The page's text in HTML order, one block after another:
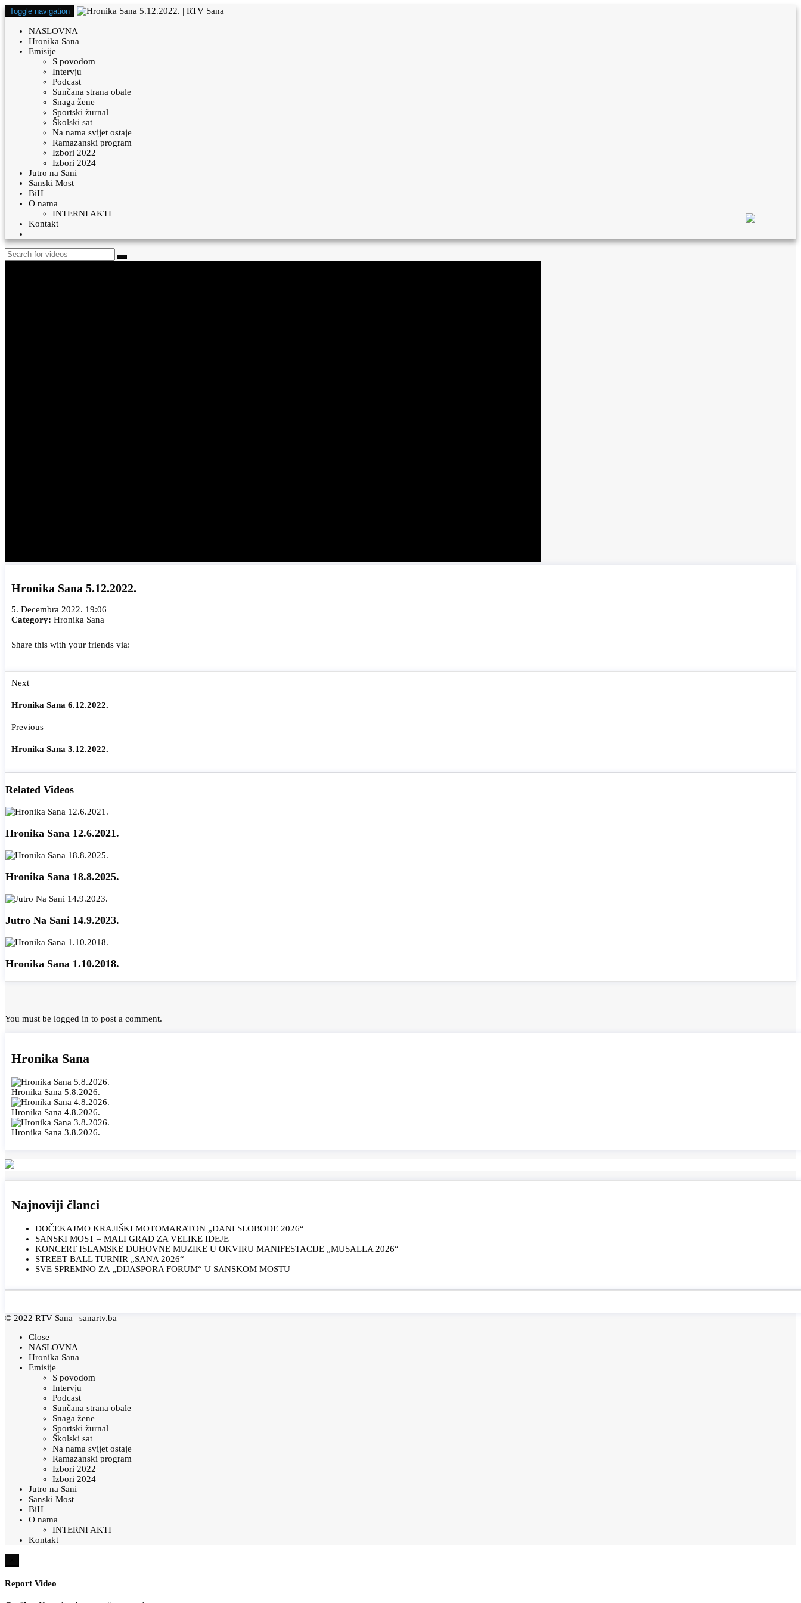
Toggle navigation
NASLOVNA
Hronika Sana
Emisije
S povodom
Intervju
Podcast
Sunčana strana obale
Snaga žene
Sportski žurnal
Školski sat
Na nama svijet ostaje
Ramazanski program
Izbori 2022
Izbori 2024
Jutro na Sani
Sanski Most
BiH
O nama
INTERNI AKTI
Kontakt
Hronika Sana 5.12.2022.
5. Decembra 2022. 19:06
Category: Hronika Sana
Share this with your friends via:
Next
Hronika Sana 6.12.2022.
Previous
Hronika Sana 3.12.2022.
Related Videos
Hronika Sana 12.6.2021.
Hronika Sana 18.8.2025.
Jutro Na Sani 14.9.2023.
Hronika Sana 1.10.2018.
You must be logged in to post a comment.
Hronika Sana
Hronika Sana 5.8.2026.
Hronika Sana 4.8.2026.
Hronika Sana 3.8.2026.
Najnoviji članci
DOČEKAJMO KRAJIŠKI MOTOMARATON „DANI SLOBODE 2026“
SANSKI MOST – MALI GRAD ZA VELIKE IDEJE
KONCERT ISLAMSKE DUHOVNE MUZIKE U OKVIRU MANIFESTACIJE „MUSALLA 2026“
STREET BALL TURNIR „SANA 2026“
SVE SPREMNO ZA „DIJASPORA FORUM“ U SANSKOM MOSTU
© 2022 RTV Sana | sanartv.ba
Close
NASLOVNA
Hronika Sana
Emisije
S povodom
Intervju
Podcast
Sunčana strana obale
Snaga žene
Sportski žurnal
Školski sat
Na nama svijet ostaje
Ramazanski program
Izbori 2022
Izbori 2024
Jutro na Sani
Sanski Most
BiH
O nama
INTERNI AKTI
Kontakt
Report Video